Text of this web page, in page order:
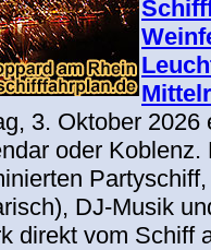
3. Oktober 2026
oder Koblenz.
DJ-Musik
direkt vom Schiff